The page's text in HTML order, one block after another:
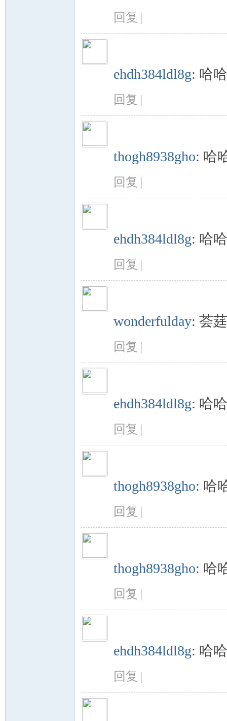
回复 |
ehdh384ldl8g: 哈
回复 |
thogh8938gho: 哈
回复 |
ehdh384ldl8g: 哈
回复 |
wonderfulday: 荟
回复 |
ehdh384ldl8g: 哈
回复 |
thogh8938gho: 哈
回复 |
thogh8938gho: 哈
回复 |
ehdh384ldl8g: 哈
回复 |